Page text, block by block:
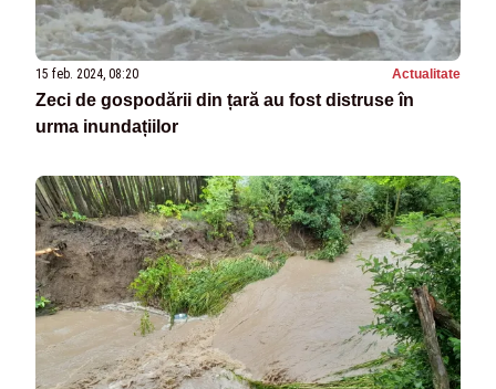
15 feb. 2024, 08:20 Actualitate
Zeci de gospodării din țară au fost distruse în
urma inundațiilor